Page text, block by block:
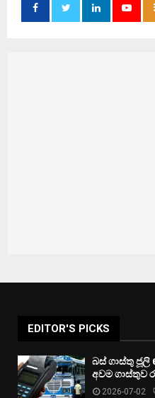
EDITOR'S PICKS
බස් ගාස්තු ජූලි
අවම ගාස්තුව
2026-07-02